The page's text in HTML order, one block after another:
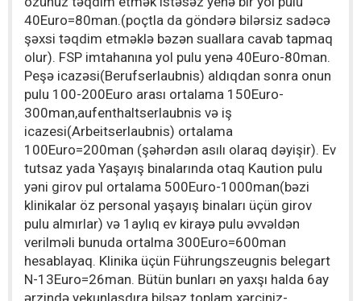
40Euro=80man.(poçtla da göndərə bilərsiz sadəcə
şəxsi təqdim etməklə bəzən suallara cavab tapmaq
olur). FSP imtahanına yol pulu yenə 40Euro-80man.
Peşə icazəsi(Berufserlaubnis) aldıqdan sonra onun
pulu 100-200Euro arası ortalama 150Euro-
300man,aufenthaltserlaubnis və iş
icazesi(Arbeitserlaubnis) ortalama
100Euro=200man (şəhərdən asılı olaraq dəyişir). Ev
tutsaz yada Yaşayış binalarında otaq Kaution pulu
yəni girov pul ortalama 500Euro-1000man(bəzi
klinikalar öz personal yaşayış binaları üçün girov
pulu almırlar) və 1aylıq ev kirayə pulu əvvəldən
verilməli bunuda ortalma 300Euro=600man
hesablayaq. Klinika üçün Führungszeugnis belegart
N-13Euro=26man. Bütün bunları ən yaxşı halda 6ay